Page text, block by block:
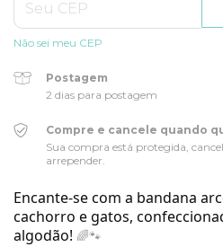
Não sei meu CEP
Postagem
2 dias para postagem
Compre e cancele quando
Sua compra está protegida,
arrepender.
Encante-se com a bandana
cachorro e gatos,
algodão! 🌈🐾